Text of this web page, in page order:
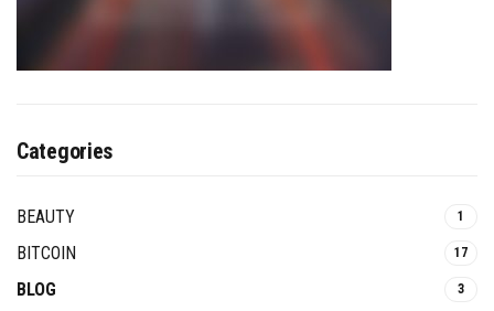
Categories
BEAUTY 1
BITCOIN 17
BLOG 3